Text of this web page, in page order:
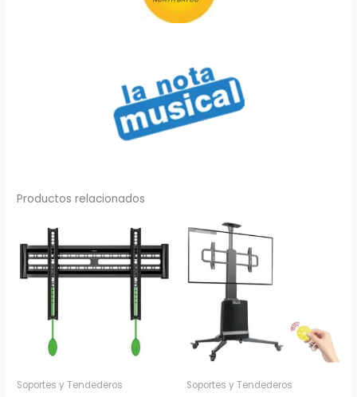
Productos relacionados
Soportes y Tendederos Soportes y Tendederos